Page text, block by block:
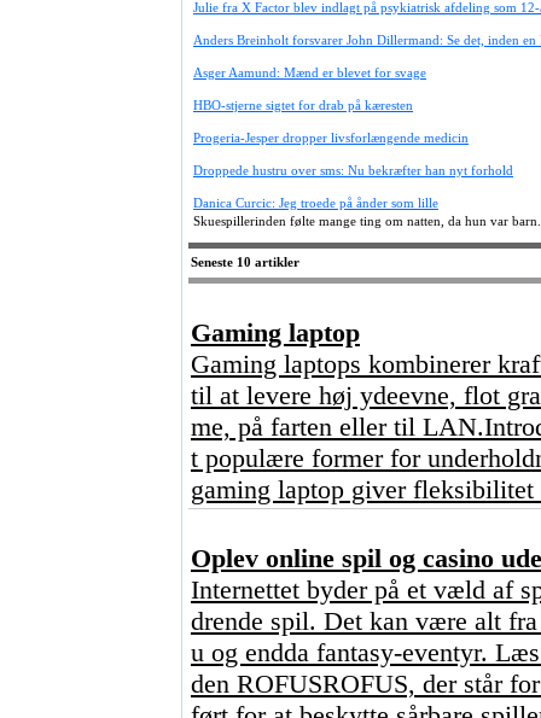
Julie fra X Factor blev indlagt på psykiatrisk afdeling som
Anders Breinholt forsvarer John Dillermand: Se det, inden
Asger Aamund: Mænd er blevet for svage
HBO-stjerne sigtet for drab på kæresten
Progeria-Jesper dropper livsforlængende medicin
Droppede hustru over sms: Nu bekræfter han nyt forhold
Danica Curcic: Jeg troede på ånder som lille
Skuespillerinden følte mange ting om natten, da hun var
Seneste 10 artikler
Gaming laptop
Gaming laptops kombinerer
til at levere høj ydeevne, flot
me, på farten eller til
t populære former for
gaming laptop giver fleksibilitet
Oplev online spil og casino
Internettet byder på et væld af
drende spil. Det kan være alt
u og endda fantasy-eventyr.
den ROFUSROFUS, der står